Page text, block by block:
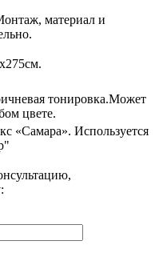
материал и
тонировка.Может
цвете.
«Самара». Используется